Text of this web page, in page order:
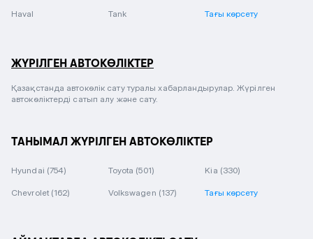
Haval Tank Тағы көрсету
ЖҮРІЛГЕН АВТОКӨЛІКТЕР
Қазақстанда автокөлік сату туралы хабарландырулар. Жүрілген
автокөліктерді сатып алу және сату.
ТАНЫМАЛ ЖҮРІЛГЕН АВТОКӨЛІКТЕР
Hyundai (754) Toyota (501) Kia (330)
Chevrolet (162) Volkswagen (137) Тағы көрсету